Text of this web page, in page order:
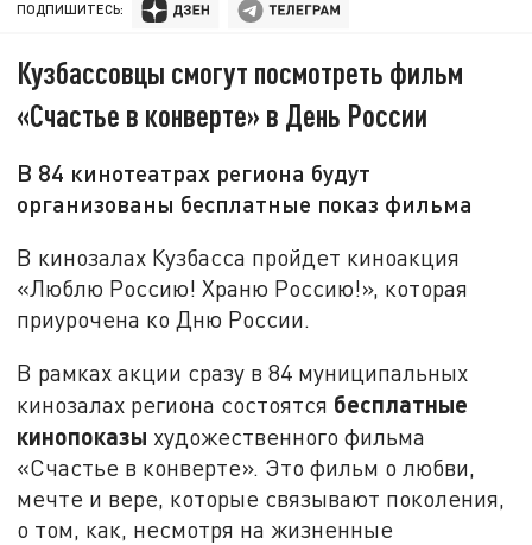
ПОДПИШИТЕСЬ:
Кузбассовцы смогут посмотреть фильм
«Счастье в конверте» в День России
В 84 кинотеатрах региона будут
организованы бесплатные показ фильма
В кинозалах Кузбасса пройдет киноакция
«Люблю Россию! Храню Россию!», которая
приурочена ко Дню России.
В рамках акции сразу в 84 муниципальных
кинозалах региона состоятся бесплатные
кинопоказы художественного фильма
«Счастье в конверте». Это фильм о любви,
мечте и вере, которые связывают поколения,
о том, как, несмотря на жизненные